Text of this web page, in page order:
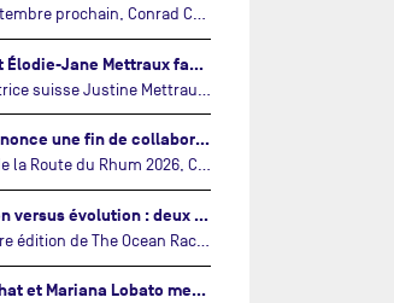
Le 1er septembre prochain, Conrad Colman prendra le départ de la première édition de The Ocean Race Atlantic, une nouvelle course IMOCA en équipage reliant New York à Lorient. À bord de MSIG Europe, le skipper néo-zélandais sera entouré de trois jeunes talents issus de la voile néo-zélandaise : Megan Thomson, Anna Merchant et Aaron Hume-Merry.…
Justine et Élodie-Jane Mettraux face à face sur la transatlantique The Ocean Race Atlantic…
Charal annonce une fin de collaboration avec Jérémie Beyou et le Beyou Racing après la Route du Rhum…
À l’issue de la Route du Rhum 2026, Charal et le Beyou Racing mettront fin à leur collaboration. Il a été décidé de manière concertée, après dix ans d’une collaboration riche et performante, d’ouvrir une nouvelle ère pour le projet du Charal Sailing Team.…
Révolution versus évolution : deux nouveaux IMOCA très différents se préparent pour The Ocean Race Atlantic…
Paul Meilhat et Mariana Lobato mettent à l’eau leur bateau et lancent leur nouvelle campagne « United by the Ocean »…